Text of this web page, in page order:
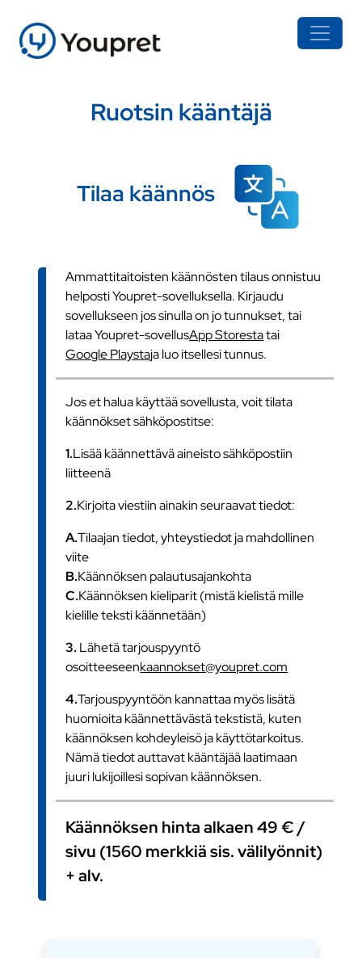
Ruotsin kääntäjä
Tilaa käännös
Ammattitaitoisten käännösten tilaus onnistuu
helposti Youpret-sovelluksella. Kirjaudu
sovellukseen jos sinulla on jo tunnukset, tai
lataa Youpret-sovellusApp Storestatai
Google Playstaja luo itsellesi tunnus.
Jos et halua käyttää sovellusta, voit tilata
käännökset sähköpostitse:
1.Lisää käännettävä aineisto sähköpostiin
liitteenä
2.Kirjoita viestiin ainakin seuraavat tiedot:
A.Tilaajan tiedot, yhteystiedot ja mahdollinen
viite
B.Käännöksen palautusajankohta
C.Käännöksen kieliparit (mistä kielistä mille
kielille teksti käännetään)
3. Lähetä tarjouspyyntö
osoitteeseenkaannokset@youpret.com
4.Tarjouspyyntöön kannattaa myös lisätä
huomioita käännettävästä tekstistä, kuten
käännöksen kohdeyleisö ja käyttötarkoitus.
Nämä tiedot auttavat kääntäjää laatimaan
juuri lukijoillesi sopivan käännöksen.
Käännöksen hinta alkaen 49 € /
sivu (1560 merkkiä sis. välilyönnit)
+ alv.